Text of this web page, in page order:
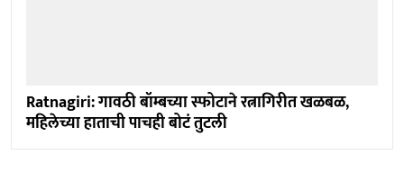
Ratnagiri: गावठी बॉम्बच्या स्फोटाने रत्नागिरीत खळबळ,
महिलेच्या हाताची पाचही बोटं तुटली